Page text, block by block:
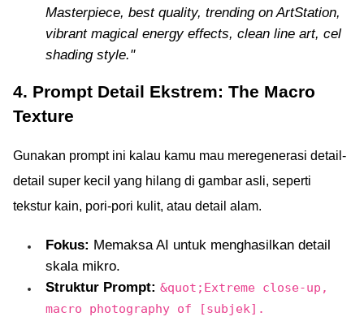
Masterpiece, best quality, trending on ArtStation,
vibrant magical energy effects, clean line art, cel
shading style."
4. Prompt Detail Ekstrem: The Macro
Texture
Gunakan prompt ini kalau kamu mau meregenerasi detail-
detail super kecil yang hilang di gambar asli, seperti
tekstur kain, pori-pori kulit, atau detail alam.
Fokus: Memaksa AI untuk menghasilkan detail
skala mikro.
Struktur Prompt: &quot;Extreme close-up,
macro photography of [subjek].